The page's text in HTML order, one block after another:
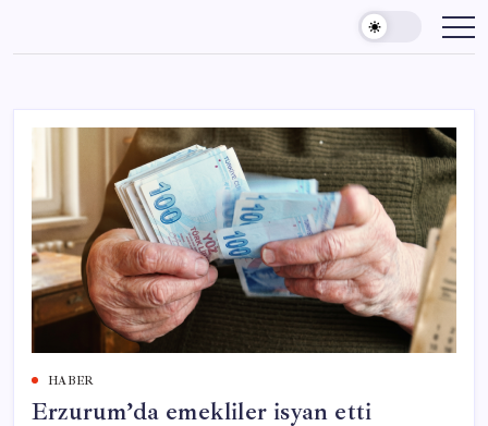
content
HABER
Erzurum’da emekliler isyan etti